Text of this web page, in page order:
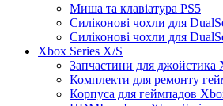
Миша та клавіатура PS5
Силіконові чохли для
Силіконові чохли для
Xbox Series X/S
Запчастини для джойстика
Комплекти для ремонту
Корпуса для геймпадов